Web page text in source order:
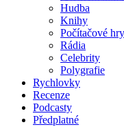
Hudba
Knihy
Počítačové
Rádia
Celebrity
Polygrafie
Rychlovky
Recenze
Podcasty
Předplatné